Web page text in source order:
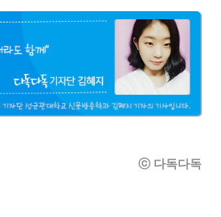
ⓒ 다독다독